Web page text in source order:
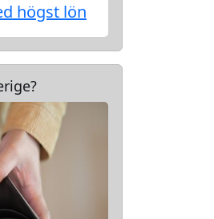
högst lön